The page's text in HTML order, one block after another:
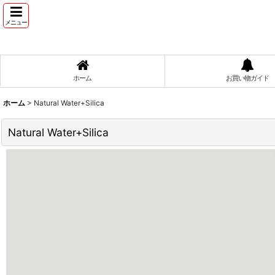
メニュー
ホーム お買い物ガイド
ホーム > Natural Water+Silica
Natural Water+Silica